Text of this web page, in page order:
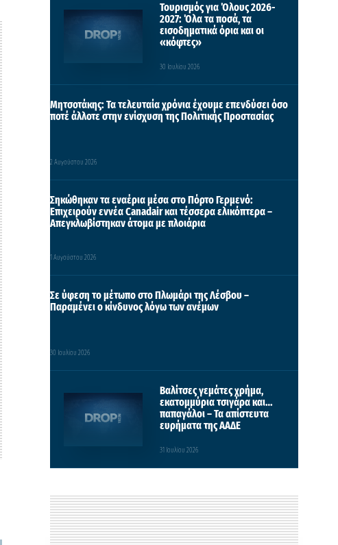
Τουρισμός για Όλους 2026-
2027: Όλα τα ποσά, τα
εισοδηματικά όρια και οι
«κόφτες»
30 Ιουλίου 2026
Μητσοτάκης: Τα τελευταία χρόνια έχουμε επενδύσει όσο
ποτέ άλλοτε στην ενίσχυση της Πολιτικής Προστασίας
2 Αυγούστου 2026
Σηκώθηκαν τα εναέρια μέσα στο Πόρτο Γερμενό:
Επιχειρούν εννέα Canadair και τέσσερα ελικόπτερα –
Απεγκλωβίστηκαν άτομα με πλοιάρια
1 Αυγούστου 2026
Σε ύφεση το μέτωπο στο Πλωμάρι της Λέσβου –
Παραμένει ο κίνδυνος λόγω των ανέμων
30 Ιουλίου 2026
Βαλίτσες γεμάτες χρήμα,
εκατομμύρια τσιγάρα και…
παπαγάλοι – Τα απίστευτα
ευρήματα της ΑΑΔΕ
31 Ιουλίου 2026